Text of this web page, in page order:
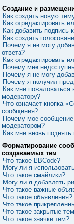
Создание и
Как создать новую
Как отредактировать
Как добавить подпись
Как создать
Почему я не могу
ответа?
Как отредактировать
Почему мне
Почему я не могу
Почему я получил
Как мне пожаловаться
модератору?
Что означает кнопка
сообщения?
Почему мое
модератором?
Как мне вновь
Форматирование
создаваемых тем
Что такое BBCode?
Могу ли я
Что такое смайлики?
Могу ли я добавлять
Что такое важные
Что такое объявления?
Что такое
Что такое закрытые
Что такое значки тем?